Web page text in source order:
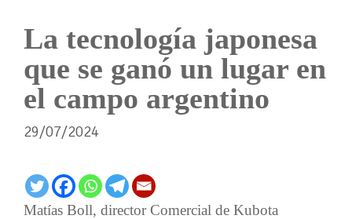
La tecnología japonesa
que se ganó un lugar en
el campo argentino
29/07/2024
Matías Boll, director Comercial de Kubota